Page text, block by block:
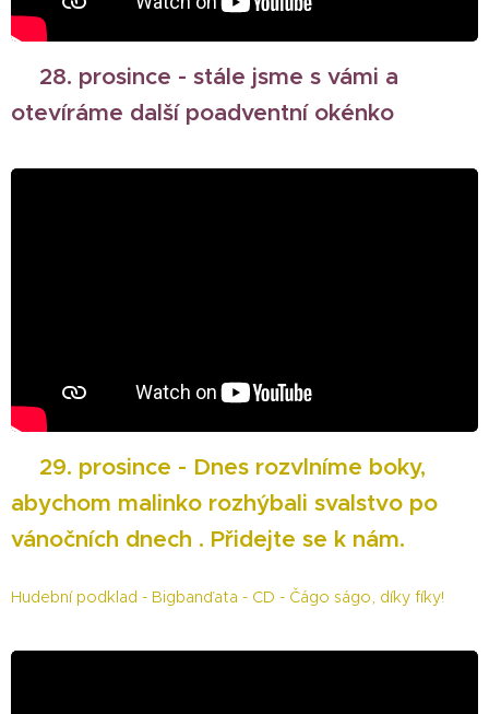
28. prosince - stále jsme s vámi a
otevíráme další poadventní okénko
29. prosince - Dnes rozvlníme boky,
abychom malinko rozhýbali svalstvo po
vánočních dnech . Přidejte se k nám.
Hudební podklad - Bigbanďata - CD - Čágo ságo, díky fíky!